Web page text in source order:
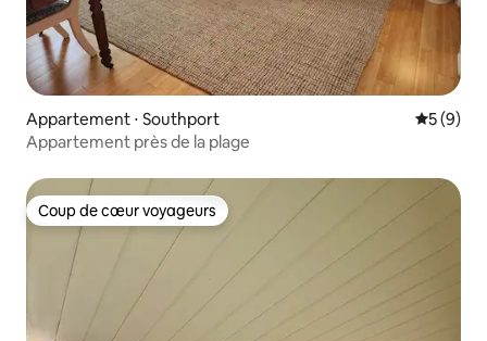
Appartement ⋅ Southport
5 (9)
Appartement près de la plage
Coup de cœur voyageurs
Coup de cœur voyageurs